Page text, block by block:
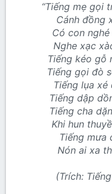
“Tiếng mẹ gọi
Cánh đồng
Có con
Nghe xạc
Tiếng kéo gỗ
Tiếng gọi đò
Tiếng lụa
Tiếng dập
Tiếng cha
Khi hun
Tiếng mưa
Nón ai xa
(Trích: